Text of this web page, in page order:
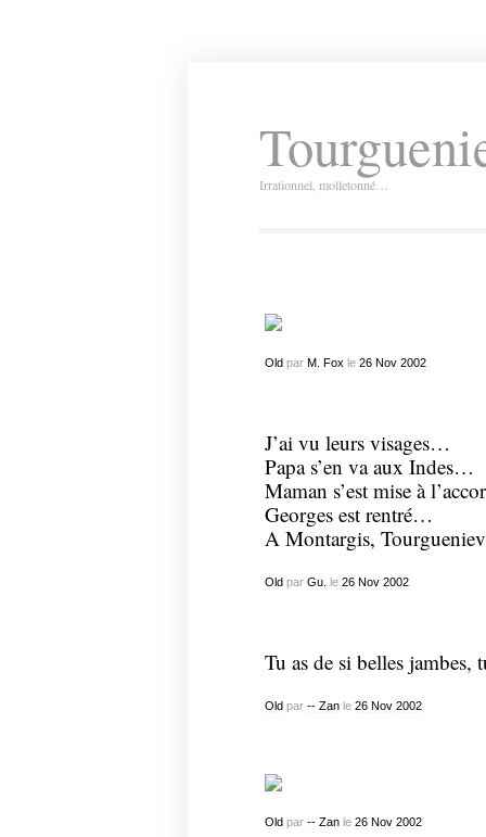
Irrationnel, molletonné…
Oldpar M. Fox le 26 Nov 2002
J’ai vu leurs visages…
Papa s’en va aux Indes…
Maman s’est mise à
Georges est rentré…
A Montargis,
Oldpar Gu. le 26 Nov 2002
Tu as de si belles jambes,
Oldpar -- Zanle 26 Nov 2002
Old par -- Zanle 26 Nov 2002